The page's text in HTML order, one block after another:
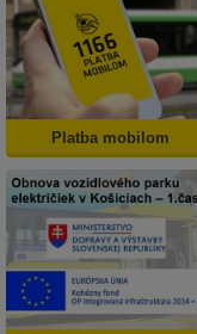
Platba mobilom